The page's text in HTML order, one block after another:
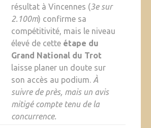
résultat à Vincennes (3e sur
2.100m) confirme sa
compétitivité, mais le niveau
élevé de cette étape du
Grand National du Trot
laisse planer un doute sur
son accès au podium. À
suivre de près, mais un avis
mitigé compte tenu de la
concurrence.